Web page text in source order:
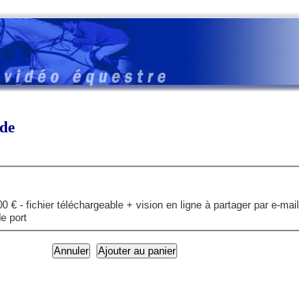
€ - fichier téléchargeable + vision en ligne à partager par e-mail
port